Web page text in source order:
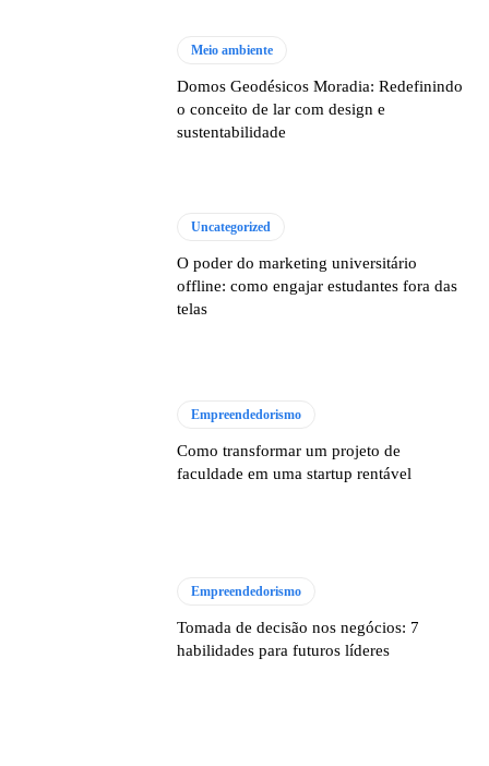
Meio ambiente
Domos Geodésicos Moradia: Redefinindo
o conceito de lar com design e
sustentabilidade
Uncategorized
O poder do marketing universitário
offline: como engajar estudantes fora das
telas
Empreendedorismo
Como transformar um projeto de
faculdade em uma startup rentável
Empreendedorismo
Tomada de decisão nos negócios: 7
habilidades para futuros líderes